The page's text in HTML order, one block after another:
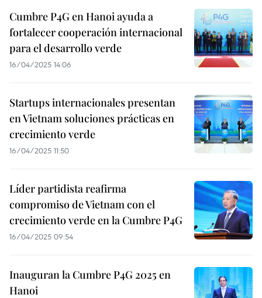
Cumbre P4G en Hanoi ayuda a
fortalecer cooperación internacional
para el desarrollo verde
16/04/2025 14:06
Startups internacionales presentan
en Vietnam soluciones prácticas en
crecimiento verde
16/04/2025 11:50
Líder partidista reafirma
compromiso de Vietnam con el
crecimiento verde en la Cumbre P4G
16/04/2025 09:54
Inauguran la Cumbre P4G 2025 en
Hanoi